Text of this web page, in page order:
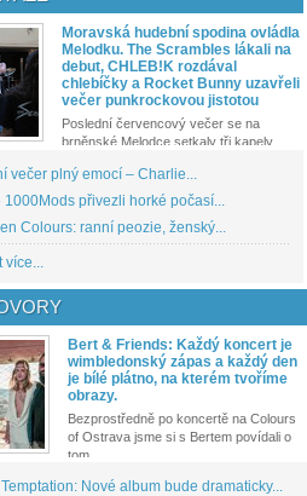
Moravská hudební spodina ovládla
Melodku. The Scrambles lákali na
debut, CHLEB!K rozdával
chlebíčky a Rocket Bunny uzavřeli
večer punkrockovou jistotou
Poslední červencový večer se na
brněnské Melodce setkaly tři kapely...
večer plný emocí – Charlie...
1000Mods přivezli horké počasí...
Colours: ranní peozie, ženský...
Bert & Friends: Každý koncert je
wimbledonský zápas a každý den
je bílé plátno, na kterém tvoříme
obrazy.
Bezprostředně po koncertě na Colours
of Ostrava jsme si s Bertem povídali o
tom,...
Nové album bude dramaticky...